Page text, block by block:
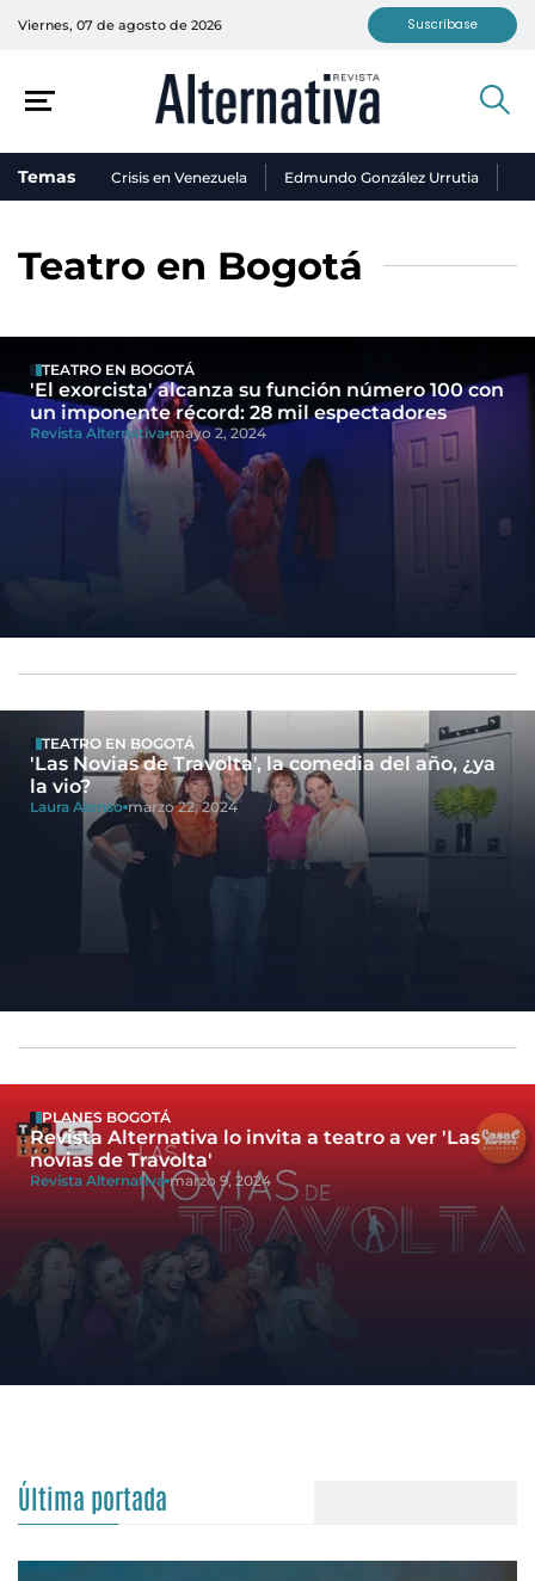
Viernes, 07 de agosto de 2026 Suscríbase
Temas Crisis en Venezuela Edmundo González Urrutia
Teatro en Bogotá
TEATRO EN BOGOTÁ
'El exorcista' alcanza su función número 100 con
un imponente récord: 28 mil espectadores
Revista Alternativa mayo 2, 2024
TEATRO EN BOGOTÁ
'Las Novias de Travolta', la comedia del año, ¿ya
la vio?
Laura Alonso marzo 22, 2024
PLANES BOGOTÁ
Revista Alternativa lo invita a teatro a ver 'Las
novias de Travolta'
Revista Alternativa marzo 9, 2024
Última portada